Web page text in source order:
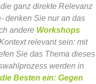
ganz direkte Relevanz
denken Sie nur an das
andere Workshops
relevant sein: mit
Sie das Thema dieses
werden in
Besten ein: Gegen